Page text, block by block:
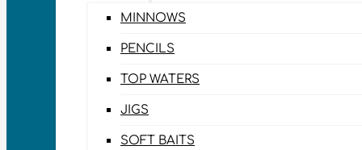
MINNOWS
PENCILS
TOP WATERS
JIGS
SOFT BAITS